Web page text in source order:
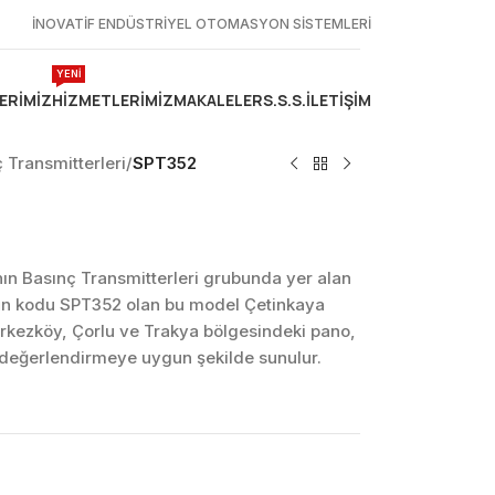
İNOVATİF ENDÜSTRİYEL OTOMASYON SİSTEMLERİ
HIZMETLERIMIZ
YENİ
MAKALELERS.S.S.İLETIŞIM
Transmitterleri/SPT352
Basınç Transmitterleri grubunda yer alan
kodu SPT352 olan bu model Çetinkaya
Çorlu ve Trakya bölgesindeki pano,
uygun şekilde sunulur.